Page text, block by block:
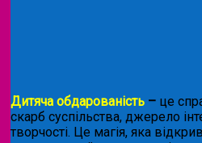
Дитяча обдарованість – це
скарб суспільства, джерело
творчості. Це магія, яка